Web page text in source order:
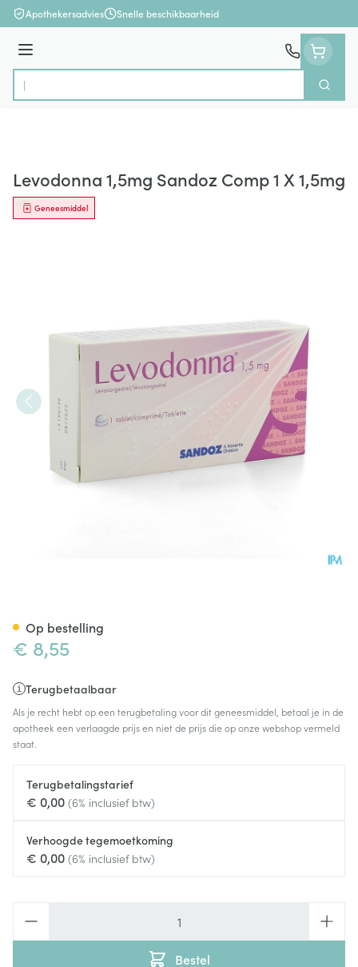
Ga naar de inhoud
Apothekersadvies Snelle beschikbaarheid
Menu
Product, merk, categorie...
Zoek
Levodonna 1,5mg Sandoz Comp 1 X 1,5mg
Geneesmiddel
€ 8,55
Terugbetaalbaar
Als je recht hebt op een terugbetaling voor dit geneesmiddel, betaal je in de
apotheek een verlaagde prijs en niet de prijs die op onze webshop vermeld
staat.
Terugbetalingstarief
€ 0,00 (6% inclusief btw)
Verhoogde tegemoetkoming
€ 0,00 (6% inclusief btw)
Bestel
Op bestelling